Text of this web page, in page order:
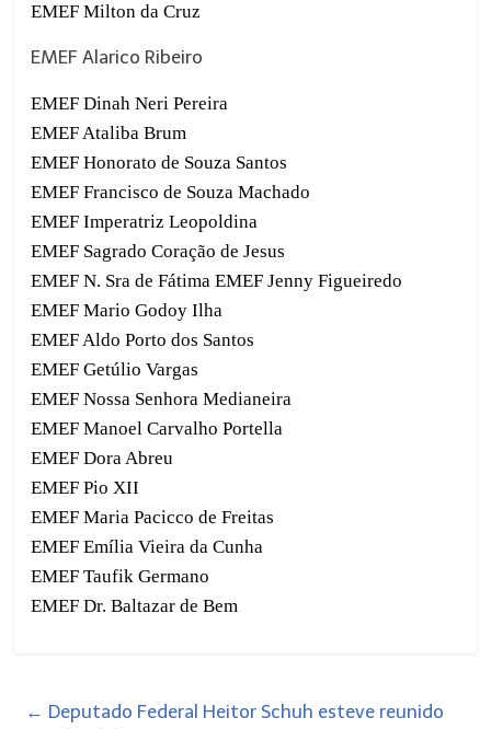
EMEF Milton da Cruz
EMEF Alarico Ribeiro
EMEF Dinah Neri Pereira
EMEF Ataliba Brum
EMEF Honorato de Souza Santos
EMEF Francisco de Souza Machado
EMEF Imperatriz Leopoldina
EMEF Sagrado Coração de Jesus
EMEF N. Sra de Fátima EMEF Jenny Figueiredo
EMEF Mario Godoy Ilha
EMEF Aldo Porto dos Santos
EMEF Getúlio Vargas
EMEF Nossa Senhora Medianeira
EMEF Manoel Carvalho Portella
EMEF Dora Abreu
EMEF Pio XII
EMEF Maria Pacicco de Freitas
EMEF Emília Vieira da Cunha
EMEF Taufik Germano
EMEF Dr. Baltazar de Bem
← Deputado Federal Heitor Schuh esteve reunido